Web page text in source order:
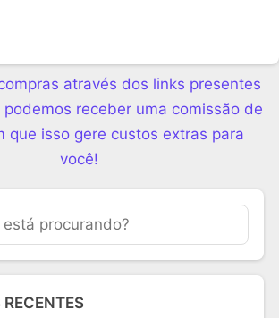
através dos links presentes
receber uma comissão de
que isso gere custos extras para
você!